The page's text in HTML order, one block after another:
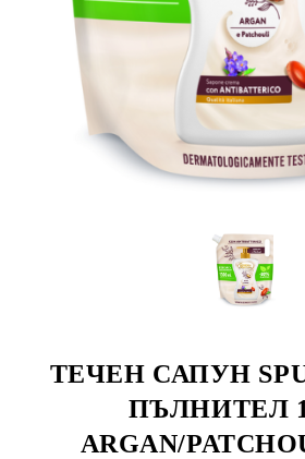
ТЕЧЕН САПУН
ПЪЛНИТЕЛ
ARGAN/